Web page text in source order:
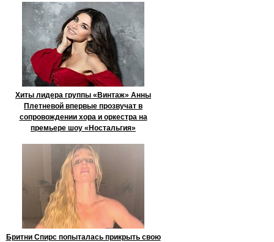
Хиты лидера группы «Винтаж» Анны
Плетневой впервые прозвучат в
сопровождении хора и оркестра на
премьере шоу «Ностальгия»
Бритни Спирс попыталась прикрыть свою